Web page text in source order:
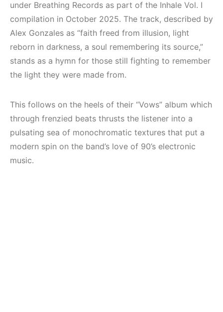
Mekanları 2022
(House, Techno,
Downtempo)
under Breathing Records as part of the Inhale Vol. I
compilation in October 2025. The track, described by
Alex Gonzales as “faith freed from illusion, light
reborn in darkness, a soul remembering its source,”
stands as a hymn for those still fighting to remember
the light they were made from.
This follows on the heels of their “Vows” album which
through frenzied beats thrusts the listener into a
pulsating sea of monochromatic textures that put a
modern spin on the band’s love of 90’s electronic
music.